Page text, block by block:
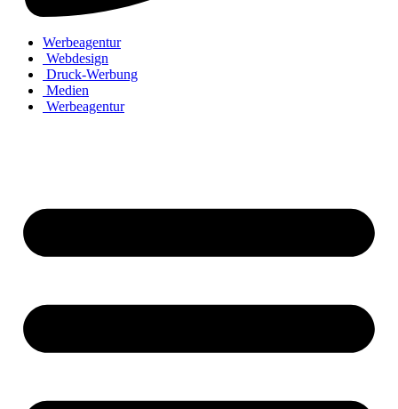
Werbeagentur
Webdesign
Druck-Werbung
Medien
Werbeagentur